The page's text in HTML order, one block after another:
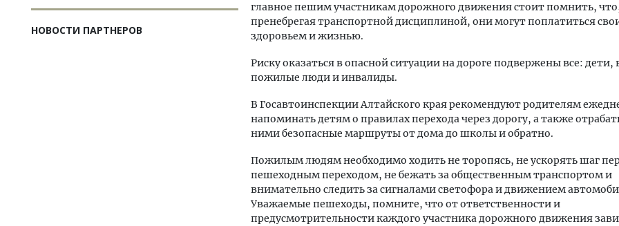
НОВОСТИ ПАРТНЕРОВ
главное пешим участникам дорожного движения стоит помнить,
пренебрегая транспортной дисциплиной, они могут поплатиться
здоровьем и жизнью.
Риску оказаться в опасной ситуации на дороге подвержены все: дети,
пожилые люди и инвалиды.
В Госавтоинспекции Алтайского края рекомендуют родителям
напоминать детям о правилах перехода через дорогу, а также
ними безопасные маршруты от дома до школы и обратно.
Пожилым людям необходимо ходить не торопясь, не ускорять шаг
пешеходным переходом, не бежать за общественным транспортом и
внимательно следить за сигналами светофора и движением
Уважаемые пешеходы, помните, что от ответственности и
предусмотрительности каждого участника дорожного движения